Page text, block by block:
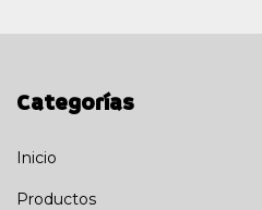
Categorías
Inicio
Productos